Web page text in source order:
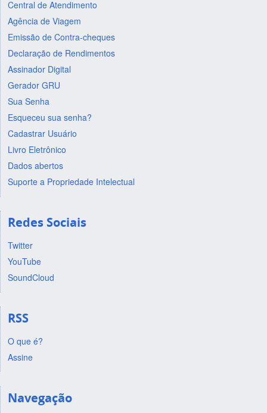
Central de Atendimento
Agência de Viagem
Emissão de Contra-cheques
Declaração de Rendimentos
Assinador Digital
Gerador GRU
Sua Senha
Esqueceu sua senha?
Cadastrar Usuário
Livro Eletrônico
Dados abertos
Suporte a Propriedade Intelectual
Redes Sociais
Twitter
YouTube
SoundCloud
RSS
O que é?
Assine
Navegação